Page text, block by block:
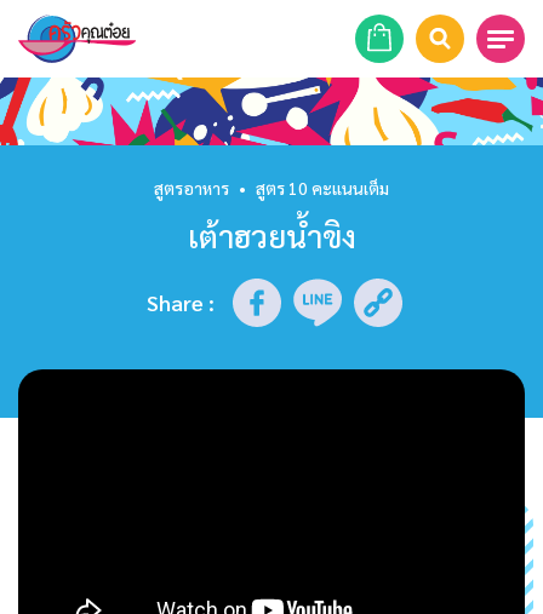
หน้าแรก
รายการย้อนหลัง
สูตรอาหาร • สูตร 10 คะแนนเต็ม
เต้าฮวยน้ำขิง
Share :